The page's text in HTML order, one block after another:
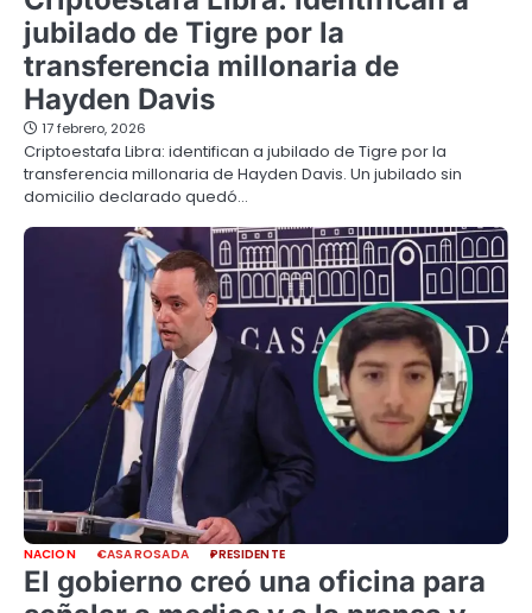
jubilado de Tigre por la
transferencia millonaria de
Hayden Davis
17 febrero, 2026
Criptoestafa Libra: identifican a jubilado de Tigre por la
transferencia millonaria de Hayden Davis. Un jubilado sin
domicilio declarado quedó…
NACION CASA ROSADA PRESIDENTE
El gobierno creó una oficina para